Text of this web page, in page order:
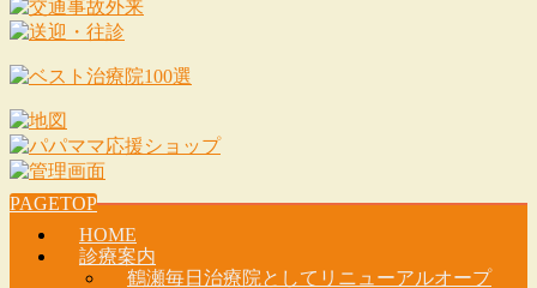
PAGETOP
HOME
診療案内
鶴瀬毎日治療院としてリニューアルオープ